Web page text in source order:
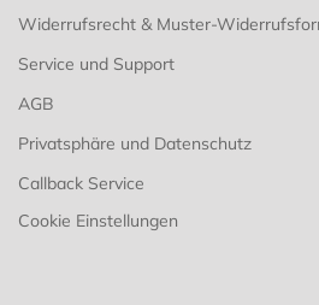
Widerrufsrecht & Muster-
Service und Support
AGB
Privatsphäre und Datenschutz
Callback Service
Cookie Einstellungen